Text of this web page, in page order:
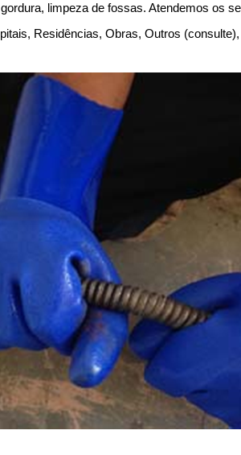
limpeza de fossas. Atendemos os
Residências, Obras, Outros